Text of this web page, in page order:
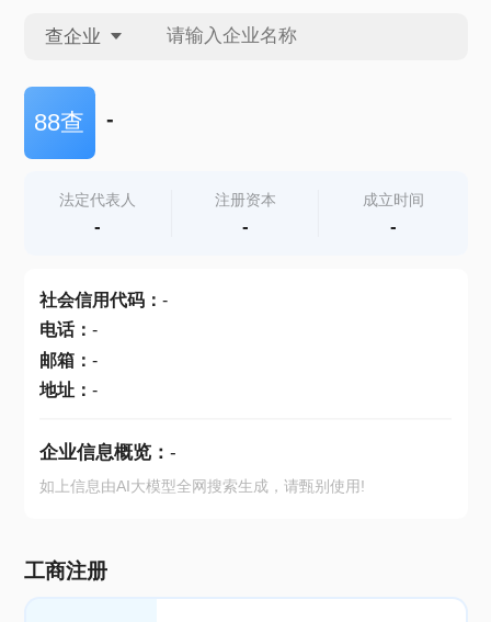
查企业
查企业
查产地
88查 -
法定代表人
-
注册资本
-
成立时间
-
社会信用代码： -
电话： -
邮箱： -
地址： -
企业信息概览： -
如上信息由AI大模型全网搜索生成，请甄别使用!
工商注册